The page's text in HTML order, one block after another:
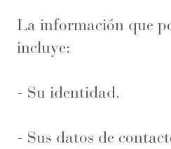
La información que
incluye:
- Su identidad.
- Sus datos de